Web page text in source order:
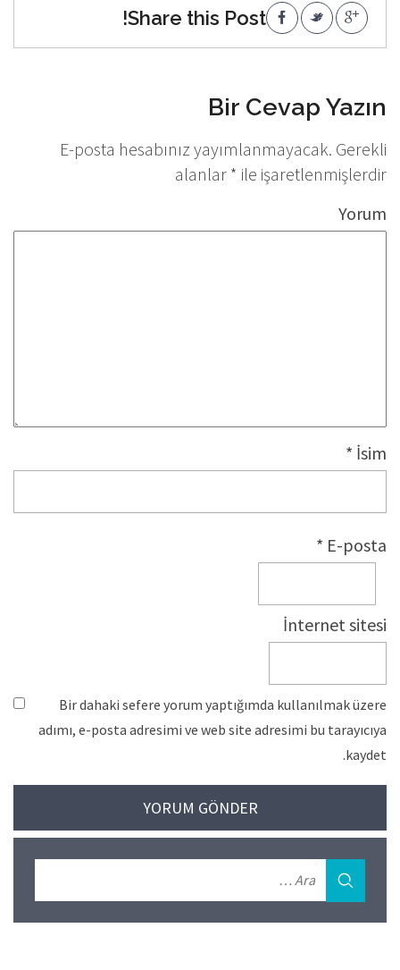
Share this Post!
Bir Cevap Yazın
E-posta hesabınız yayımlanmayacak. Gerekli
alanlar * ile işaretlenmişlerdir
Yorum
İsim
*
E-posta
*
İnternet sitesi
Bir dahaki sefere yorum yaptığımda kullanılmak üzere
adımı, e-posta adresimi ve web site adresimi bu tarayıcıya
kaydet.